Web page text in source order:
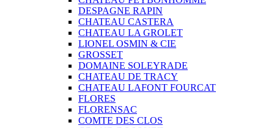
DESPAGNE RAPIN
CHATEAU CASTERA
CHATEAU LA GROLET
LIONEL OSMIN & CIE
GROSSET
DOMAINE SOLEYRADE
CHATEAU DE TRACY
CHATEAU LAFONT FOURCAT
FLORES
FLORENSAC
COMTE DES CLOS